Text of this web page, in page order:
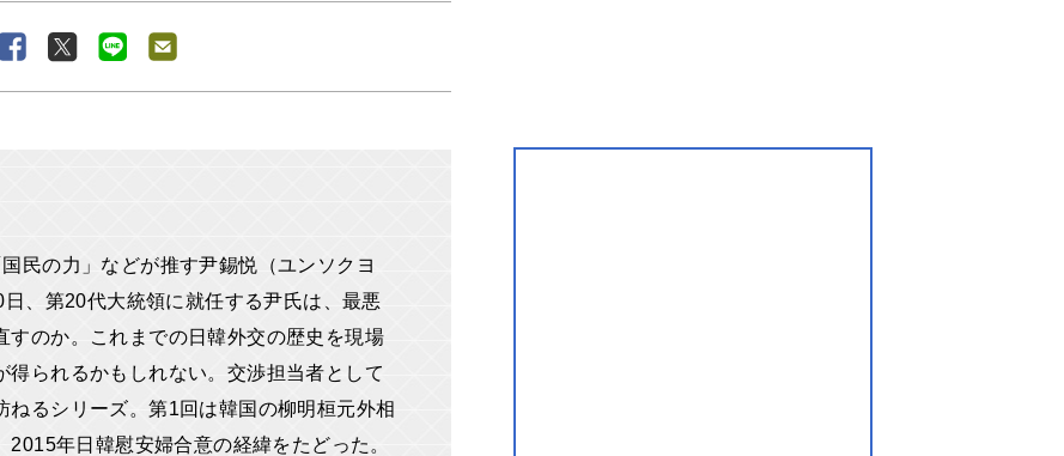
民の力」などが推す尹錫悦（ユンソクヨ
、第20代大統領に就任する尹氏は、最悪
すのか。これまでの日韓外交の歴史を現場
られるかもしれない。交渉担当者として
るシリーズ。第1回は韓国の柳明桓元外相
年日韓慰安婦合意の経緯をたどった。